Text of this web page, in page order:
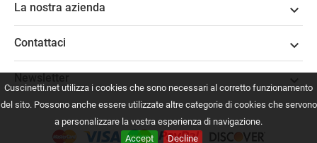
La nostra azienda 
Contattaci 
Cuscinetti.net utilizza i cookies che sono necessari al corretto funzionamento
del sito. Possono anche essere utilizzate altre categorie di cookies che servono
a personalizzare la vostra esperienza di navigazione.
Accept
Decline